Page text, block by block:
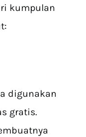
kumpulan
digunakan
gratis.